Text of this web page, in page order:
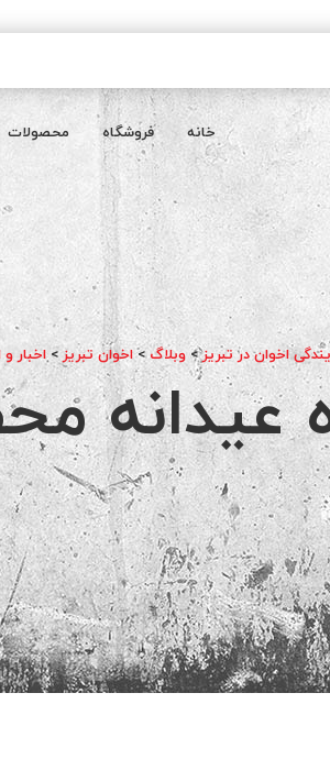
خانه فروشگاه محصولات
اخوان در تبریز>وبلاگ>اخوان تبریز>اخبار و
عیدانه